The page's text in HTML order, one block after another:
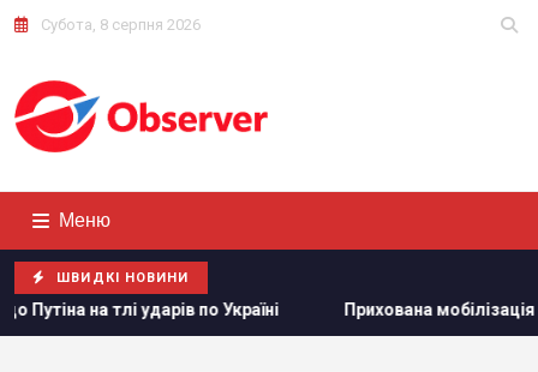
Субота, 8 серпня 2026
Меню
ШВИДКІ НОВИНИ
Україні Прихована мобілізація й маніпуляції: